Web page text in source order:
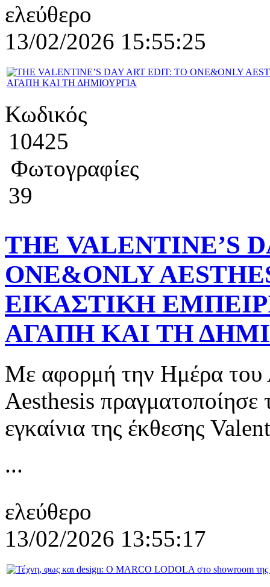
ελεύθερο
13/02/2026 15:55:25
Κωδικός
10425
Φωτογραφίες
39
ΤΗΕ VALENTINE’S
ONE&ONLY
ΕΙΚΑΣΤΙΚΗ
ΑΓΑΠΗ ΚΑΙ ΤΗ
Με αφορμή την Ημέρα του
Aesthesis πραγματοποίησε
εγκαίνια της έκθεσης
...
ελεύθερο
13/02/2026 13:55:17